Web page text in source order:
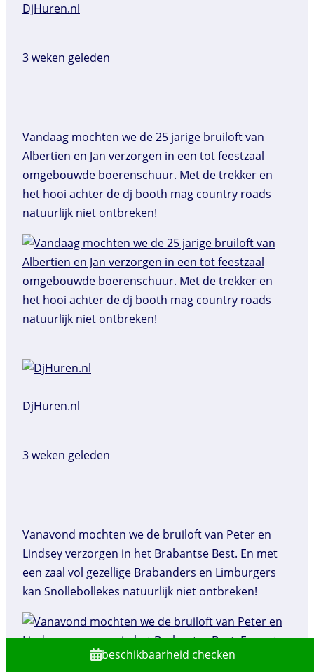
DjHuren.nl️
3 weken geleden
Vandaag mochten we de 25 jarige bruiloft van
Albertien en Jan verzorgen in een tot feestzaal
omgebouwde boerenschuur. Met de trekker en
het hooi achter de dj booth mag country roads
natuurlijk niet ontbreken!
DjHuren.nl️
3 weken geleden
Vanavond mochten we de bruiloft van Peter en
Lindsey verzorgen in het Brabantse Best. En met
een zaal vol gezellige Brabanders en Limburgers
kan Snollebollekes natuurlijk niet ontbreken!
beschikbaarheid checken